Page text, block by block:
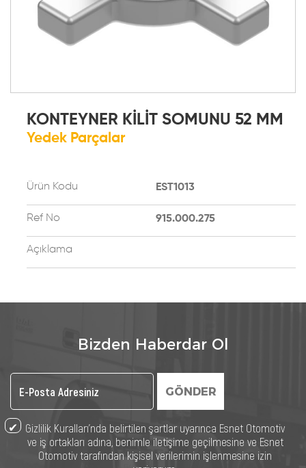
KONTEYNER KİLİT SOMUNU 52 MM
Yedek Parçalar
Ürün Kodu EST1013
Ref No 915.000.275
Açıklama
Bizden Haberdar Ol
GÖNDER
Gizlilik Kuralları’nda belirtilen şartlar uyarınca Esnet Otomotiv
ve iş ortakları adına, benimle iletişime geçilmesine ve Esnet
Otomotiv tarafından kişisel verilerimin işlenmesine izin